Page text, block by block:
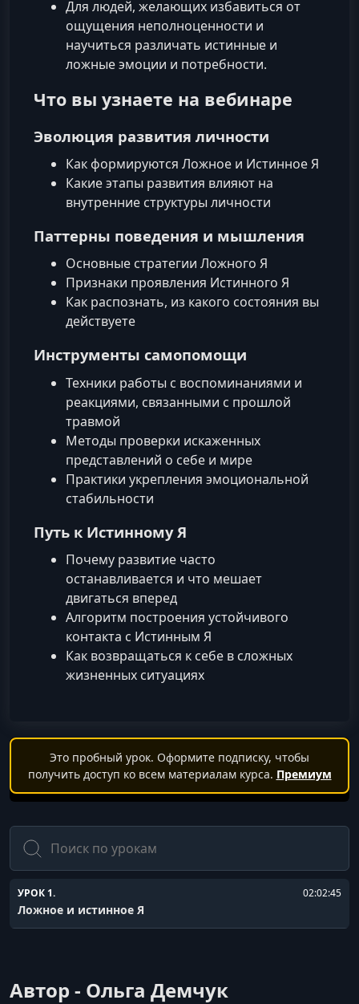
Для людей, желающих избавиться от
ощущения неполноценности и
научиться различать истинные и
ложные эмоции и потребности.
Что вы узнаете на вебинаре
Эволюция развития личности
Как формируются Ложное и Истинное Я
Какие этапы развития влияют на
внутренние структуры личности
Паттерны поведения и мышления
Основные стратегии Ложного Я
Признаки проявления Истинного Я
Как распознать, из какого состояния вы
действуете
Инструменты самопомощи
Техники работы с воспоминаниями и
реакциями, связанными с прошлой
травмой
Методы проверки искаженных
представлений о себе и мире
Практики укрепления эмоциональной
стабильности
Путь к Истинному Я
Почему развитие часто
останавливается и что мешает
двигаться вперед
Алгоритм построения устойчивого
контакта с Истинным Я
Как возвращаться к себе в сложных
жизненных ситуациях
Это пробный урок. Оформите подписку, чтобы
получить доступ ко всем материалам курса. Премиум
Поиск
УРОК 1. 02:02:45
Ложное и истинное Я
Автор - Ольга Демчук